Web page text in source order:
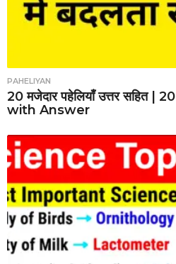
PAHELIYAN
20 मजेदार पहेलियाँ उत्तर सहित
with Answer